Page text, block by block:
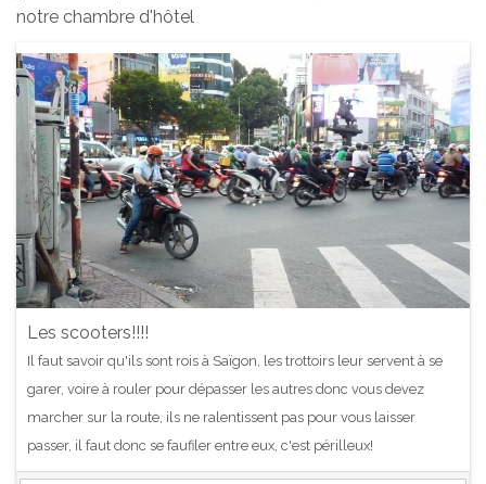
notre chambre d'hôtel
Les scooters!!!!
Il faut savoir qu'ils sont rois à Saïgon, les trottoirs leur servent à se
garer, voire à rouler pour dépasser les autres donc vous devez
marcher sur la route, ils ne ralentissent pas pour vous laisser
passer, il faut donc se faufiler entre eux, c'est périlleux!